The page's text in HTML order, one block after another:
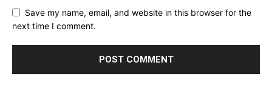
Save my name, email, and website in this browser for the
next time I comment.